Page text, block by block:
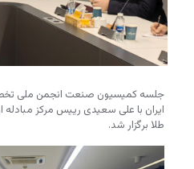
جلسه کمیسیون صنعت انجمن ملی
ایران با علی سعیدی رییس مرکز مبادله
طلا برگزار شد.